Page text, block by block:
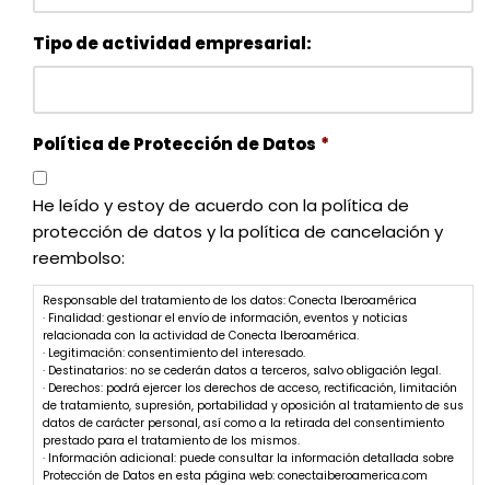
Tipo de actividad empresarial:
Política de Protección de Datos *
He leído y estoy de acuerdo con la política de
protección de datos y la política de cancelación y
reembolso:
Responsable del tratamiento de los datos: Conecta Iberoamérica
· Finalidad: gestionar el envío de información, eventos y noticias
relacionada con la actividad de Conecta Iberoamérica.
· Legitimación: consentimiento del interesado.
· Destinatarios: no se cederán datos a terceros, salvo obligación legal.
· Derechos: podrá ejercer los derechos de acceso, rectificación, limitación
de tratamiento, supresión, portabilidad y oposición al tratamiento de sus
datos de carácter personal, así como a la retirada del consentimiento
prestado para el tratamiento de los mismos.
· Información adicional: puede consultar la información detallada sobre
Protección de Datos en esta página web: conectaiberoamerica.com